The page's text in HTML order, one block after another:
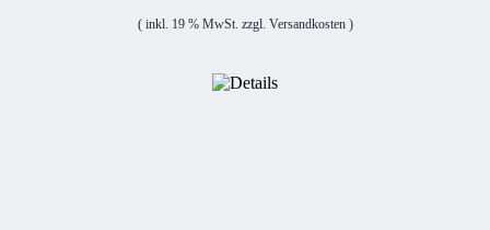
( inkl. 19 % MwSt. zzgl. Versandkosten)